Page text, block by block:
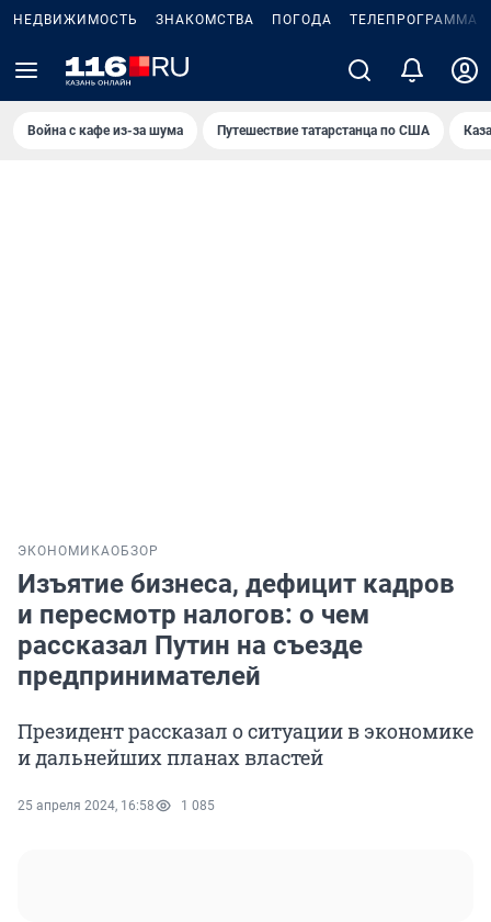
НЕДВИЖИМОСТЬ ЗНАКОМСТВА ПОГОДА ТЕЛЕПРОГРАММА
Война с кафе из-за шума Путешествие татарстанца по США
ЭКОНОМИКАОБЗОР
Изъятие бизнеса, дефицит кадров
и пересмотр налогов: о чем
рассказал Путин на съезде
предпринимателей
Президент рассказал о ситуации в экономике
и дальнейших планах властей
25 апреля 2024, 16:58 1 085